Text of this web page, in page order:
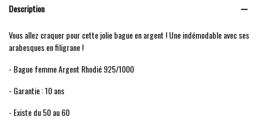
Description
Vous allez craquer pour cette jolie bague en argent ! Une indémodable avec ses
arabesques en filigrane !
- Bague femme Argent Rhodié 925/1000
- Garantie : 10 ans
- Existe du 50 au 60